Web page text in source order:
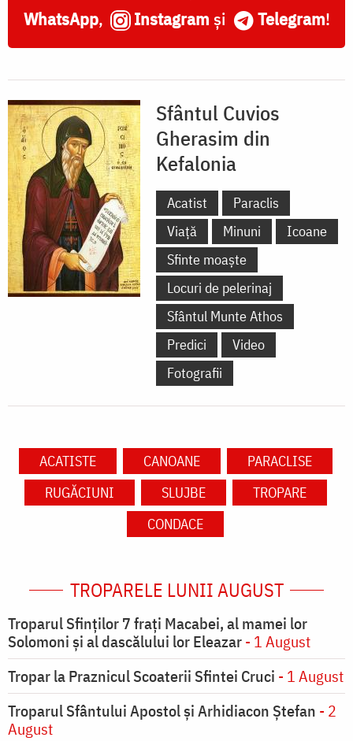
WhatsApp, Instagram și Telegram!
Sfântul Cuvios
Gherasim din
Kefalonia
Acatist
Paraclis
Viață
Minuni
Icoane
Sfinte moaște
Locuri de pelerinaj
Sfântul Munte Athos
Predici
Video
Fotografii
ACATISTE CANOANE
PARACLISE
RUGĂCIUNI
SLUJBE
TROPARE
CONDACE
TROPARELE LUNII AUGUST
Troparul Sfinţilor 7 fraţi Macabei, al mamei lor
Solomoni şi al dascălului lor Eleazar- 1 August
Tropar la Praznicul Scoaterii Sfintei Cruci - 1 August
Troparul Sfântului Apostol și Arhidiacon Ștefan - 2
August